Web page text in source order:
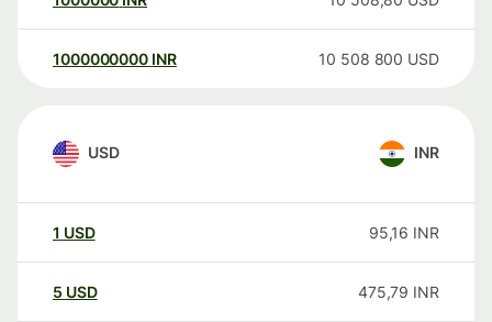
1000000000 INR 10 508 800 USD
USD INR
1 USD 95,16 INR
5 USD 475,79 INR